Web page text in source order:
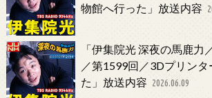
物館へ行った」放送内容
「伊集院光 深夜の馬鹿力
／第1599回／3Dプリン
た」放送内容 2026.06.09